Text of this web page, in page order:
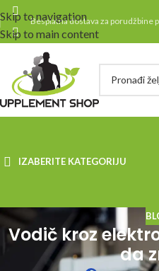
Skip to navigation
Skip to main content
Besplatna dostava za porudžbine
IZABERITE KATEGORIJU
Vodič kroz
da